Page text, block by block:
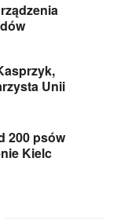
Unii
200 psów
Kielc